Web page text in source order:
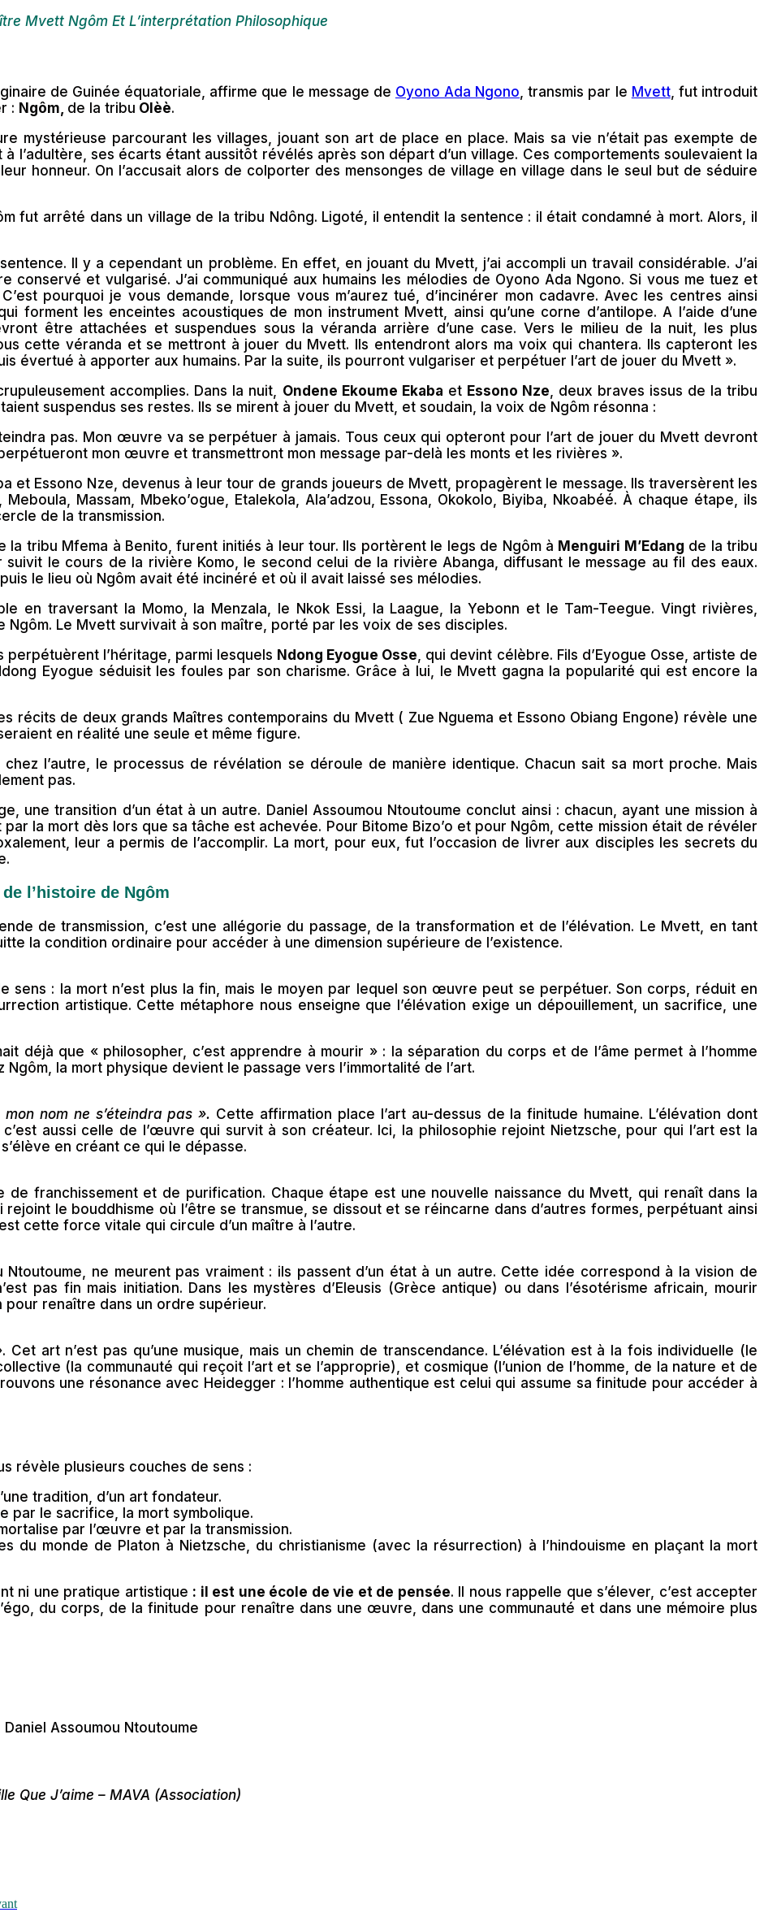
Mvett Ngôm Et L’interprétation Philosophique
de Guinée équatoriale, affirme que le message de Oyono Ada Ngono , transmis par le Mvett, fut introduit
: Ngôm, de la tribu Olèè.
mystérieuse parcourant les villages, jouant son art de place en place. Mais sa vie n’était pas exempte de
l’adultère, ses écarts étant aussitôt révélés après son départ d’un village. Ces comportements soulevaient la
honneur. On l’accusait alors de colporter des mensonges de village en village dans le seul but de séduire
fut arrêté dans un village de la tribu Ndông. Ligoté, il entendit la sentence : il était condamné à mort. Alors, il
Il y a cependant un problème. En effet, en jouant du Mvett, j’ai accompli un travail considérable. J’ai
conservé et vulgarisé. J’ai communiqué aux humains les mélodies de Oyono Ada Ngono. Si vous me tuez et
pourquoi je vous demande, lorsque vous m’aurez tué, d’incinérer mon cadavre. Avec les centres ainsi
forment les enceintes acoustiques de mon instrument Mvett, ainsi qu’une corne d’antilope. A l’aide d’une
être attachées et suspendues sous la véranda arrière d’une case. Vers le milieu de la nuit, les plus
cette véranda et se mettront à jouer du Mvett. Ils entendront alors ma voix qui chantera. Ils capteront les
évertué à apporter aux humains. Par la suite, ils pourront vulgariser et perpétuer l’art de jouer du Mvett ».
accomplies. Dans la nuit, Ondene Ekoume Ekaba et Essono Nze , deux braves issus de la tribu
suspendus ses restes. Ils se mirent à jouer du Mvett, et soudain, la voix de Ngôm résonna :
pas. Mon œuvre va se perpétuer à jamais. Tous ceux qui opteront pour l’art de jouer du Mvett devront
mon œuvre et transmettront mon message par-delà les monts et les rivières ».
et Essono Nze, devenus à leur tour de grands joueurs de Mvett, propagèrent le message. Ils traversèrent les
Massam, Mbeko’ogue, Etalekola, Ala’adzou, Essona, Okokolo, Biyiba, Nkoabéé. À chaque étape, ils
de la transmission.
la tribu Mfema à Benito, furent initiés à leur tour. Ils portèrent le legs de Ngôm à Menguiri M’Edang de la tribu
suivit le cours de la rivière Komo, le second celui de la rivière Abanga, diffusant le message au fil des eaux.
le lieu où Ngôm avait été incinéré et où il avait laissé ses mélodies.
en traversant la Momo, la Menzala, le Nkok Essi, la Laague, la Yebonn et le Tam-Teegue. Vingt rivières,
Le Mvett survivait à son maître, porté par les voix de ses disciples.
perpétuèrent l’héritage, parmi lesquels Ndong Eyogue Osse , qui devint célèbre. Fils d’Eyogue Osse, artiste de
Eyogue séduisit les foules par son charisme. Grâce à lui, le Mvett gagna la popularité qui est encore la
récits de deux grands Maîtres contemporains du Mvett ( Zue Nguema et Essono Obiang Engone) révèle une
en réalité une seule et même figure.
chez l’autre, le processus de révélation se déroule de manière identique. Chacun sait sa mort proche. Mais
pas.
une transition d’un état à un autre. Daniel Assoumou Ntoutoume conclut ainsi : chacun, ayant une mission à
la mort dès lors que sa tâche est achevée. Pour Bitome Bizo’o et pour Ngôm, cette mission était de révéler
leur a permis de l’accomplir. La mort, pour eux, fut l’occasion de livrer aux disciples les secrets du
l’histoire de Ngôm
de transmission, c’est une allégorie du passage, de la transformation et de l’élévation. Le Mvett, en tant
la condition ordinaire pour accéder à une dimension supérieure de l’existence.
sens : la mort n’est plus la fin, mais le moyen par lequel son œuvre peut se perpétuer. Son corps, réduit en
artistique. Cette métaphore nous enseigne que l’élévation exige un dépouillement, un sacrifice, une
déjà que « philosopher, c’est apprendre à mourir » : la séparation du corps et de l’âme permet à l’homme
la mort physique devient le passage vers l’immortalité de l’art.
nom ne s’éteindra pas ». Cette affirmation place l’art au-dessus de la finitude humaine. L’élévation dont
aussi celle de l’œuvre qui survit à son créateur. Ici, la philosophie rejoint Nietzsche, pour qui l’art est la
en créant ce qui le dépasse.
franchissement et de purification. Chaque étape est une nouvelle naissance du Mvett, qui renaît dans la
rejoint le bouddhisme où l’être se transmue, se dissout et se réincarne dans d’autres formes, perpétuant ainsi
cette force vitale qui circule d’un maître à l’autre.
Ntoutoume, ne meurent pas vraiment : ils passent d’un état à un autre. Cette idée correspond à la vision de
pas fin mais initiation. Dans les mystères d’Eleusis (Grèce antique) ou dans l’ésotérisme africain, mourir
renaître dans un ordre supérieur.
art n’est pas qu’une musique, mais un chemin de transcendance. L’élévation est à la fois individuelle (le
(la communauté qui reçoit l’art et se l’approprie), et cosmique (l’union de l’homme, de la nature et de
une résonance avec Heidegger : l’homme authentique est celui qui assume sa finitude pour accéder à
révèle plusieurs couches de sens :
tradition, d’un art fondateur.
par le sacrifice, la mort symbolique.
par l’œuvre et par la transmission.
du monde de Platon à Nietzsche, du christianisme (avec la résurrection) à l’hindouisme en plaçant la mort
ni une pratique artistique : il est une école de vie et de pensée. Il nous rappelle que s’élever, c’est accepter
du corps, de la finitude pour renaître dans une œuvre, dans une communauté et dans une mémoire plus
, Daniel Assoumou Ntoutoume
Que J’aime – MAVA (Association)